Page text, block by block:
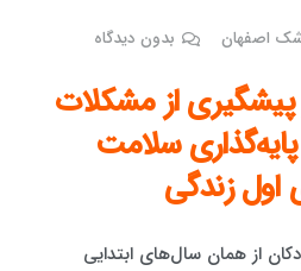
اصفهان بدون دیدگاه
از مشکلات
سلامت
اول زندگی
از همان سال‌های ابتدایی